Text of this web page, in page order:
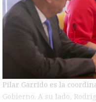
Pilar Garrido es la
Gobierno. A su lado,